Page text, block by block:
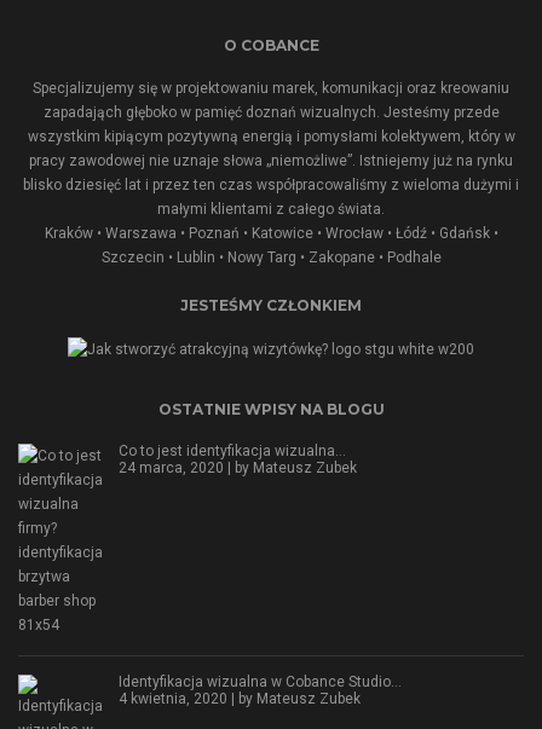
O COBANCE
Specjalizujemy się w projektowaniu marek, komunikacji oraz kreowaniu
zapadająch głęboko w pamięć doznań wizualnych. Jesteśmy przede
wszystkim kipiącym pozytywną energią i pomysłami kolektywem, który w
pracy zawodowej nie uznaje słowa „niemożliwe”. Istniejemy już na rynku
blisko dziesięć lat i przez ten czas współpracowaliśmy z wieloma dużymi i
małymi klientami z całego świata.
Kraków • Warszawa • Poznań • Katowice • Wrocław • Łódź • Gdańsk •
Szczecin • Lublin • Nowy Targ • Zakopane• Podhale
JESTEŚMY CZŁONKIEM
OSTATNIE WPISY NA BLOGU
Co to jest identyfikacja wizualna…
24 marca, 2020 | by Mateusz Zubek
Identyfikacja wizualna w Cobance Studio…
4 kwietnia, 2020 | by Mateusz Zubek